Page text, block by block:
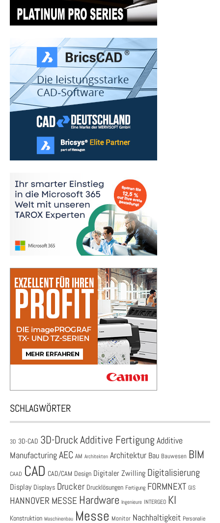
SCHLAGWÖRTER
3D 3D-CAD 3D-DruckAdditive Fertigung Additive
ManufacturingAEC AM Architekten Architektur Bau Bauwesen BIM
CAAD CAD CAD/CAM Design Digitaler Zwilling Digitalisierung
Display Displays Drucker Drucklösungen Fertigung FORMNEXT GIS
HANNOVER MESSE Hardware Ingenieure INTERGEO KI
Konstruktion Maschinenbau Messe Monitor Nachhaltigkeit Personalie